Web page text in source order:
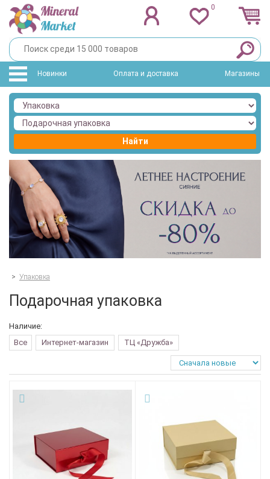
0
Новинки Оплата и доставка Магазины
Найти
> Упаковка
Подарочная упаковка
Наличие:
Все
Интернет-магазин ТЦ «Дружба»